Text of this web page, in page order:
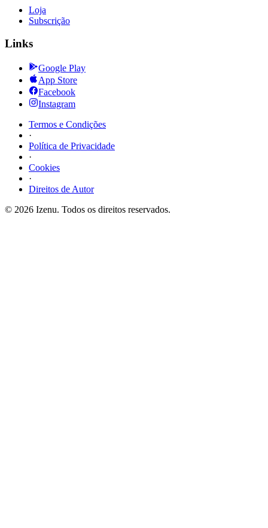
Loja
Subscrição
Links
Google Play
App Store
Facebook
Instagram
Termos e Condições
·
Política de Privacidade
·
Cookies
·
Direitos de Autor
© 2026 Izenu. Todos os direitos reservados.